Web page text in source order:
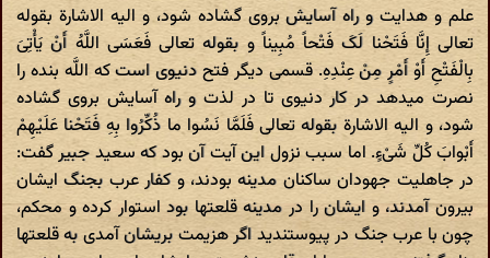
علم و هدایت و راه آسایش بروی گشاده شود، و الیه الاشارة بقوله
تعالی إِنَّا فَتَحْنا لَکَ فَتْحاً مُبِیناً و بقوله تعالی فَعَسَی اللَّهُ أَنْ یَأْتِیَ
بِالْفَتْحِ أَوْ أَمْرٍ مِنْ عِنْدِهِ. قسمی دیگر فتح دنیوی است که اللَّه بنده را
نصرت میدهد در کار دنیوی تا در لذت و راه آسایش بروی گشاده
شود، و الیه الاشارة بقوله تعالی فَلَمَّا نَسُوا ما ذُکِّرُوا بِهِ فَتَحْنا عَلَیْهِمْ
أَبْوابَ کُلِّ شَیْ‌ءٍ. اما سبب نزول این آیت آن بود که سعید جبیر گفت:
در جاهلیت جهودان ساکنان مدینه بودند، و کفار عرب بجنگ ایشان
بیرون آمدند، و ایشان را در مدینه قلعتها بود استوار کرده و محکم،
چون با عرب جنگ در پیوستندید اگر هزیمت بریشان آمدی به قلعتها